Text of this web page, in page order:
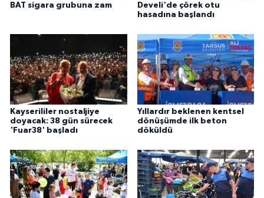
BAT sigara grubuna zam
Develi'de çörek otu
hasadına başlandı
Kayserililer nostaljiye
doyacak: 38 gün sürecek
'Fuar38' başladı
Yıllardır beklenen kentsel
dönüşümde ilk beton
döküldü